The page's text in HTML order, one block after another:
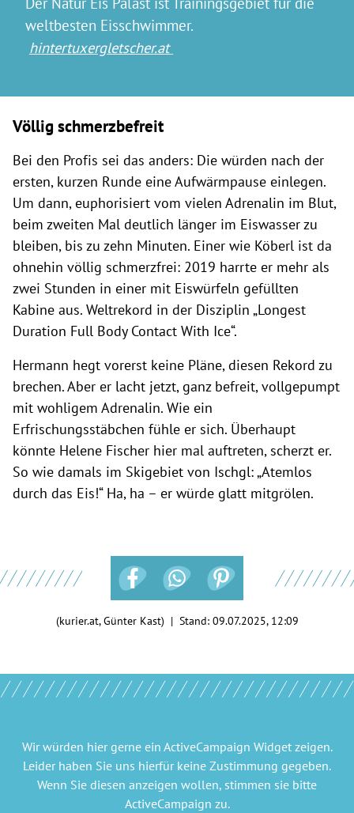
weltbesten Eisschwimmer.
hintertuxergletscher.at
Völlig schmerzbefreit
Bei den Profis sei das anders: Die würden nach der
ersten, kurzen Runde eine Aufwärmpause einlegen.
Um dann, euphorisiert vom vielen Adrenalin im Blut,
beim zweiten Mal deutlich länger im Eiswasser zu
bleiben, bis zu zehn Minuten. Einer wie Köberl ist da
ohnehin völlig schmerzfrei: 2019 harrte er mehr als
zwei Stunden in einer mit Eiswürfeln gefüllten
Kabine aus. Weltrekord in der Disziplin „Longest
Duration Full Body Contact With Ice“.
Hermann hegt vorerst keine Pläne, diesen Rekord zu
brechen. Aber er lacht jetzt, ganz befreit, vollgepumpt
mit wohligem Adrenalin. Wie ein
Erfrischungsstäbchen fühle er sich. Überhaupt
könnte Helene Fischer hier mal auftreten, scherzt er.
So wie damals im Skigebiet von Ischgl: „Atemlos
durch das Eis!“ Ha, ha – er würde glatt mitgrölen.
(kurier.at, Günter Kast) | Stand: 09.07.2025, 12:09
Wir würden hier gerne ein ActiveCampaign Widgetzeigen.
Leider haben Sie uns hierfür keine Zustimmung gegeben.
Wenn Sie diesen anzeigen wollen, stimmen sie bitte
ActiveCampaign zu.